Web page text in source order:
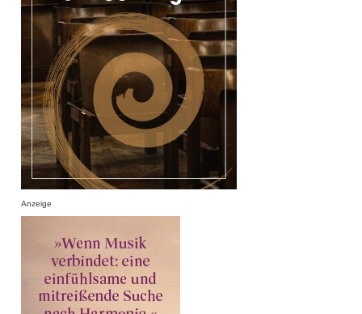
Anzeige